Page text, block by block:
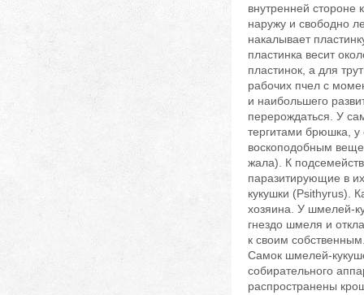
внутренней стороне
наружу и свободно
накалывает
пластинка весит
пластинок, а для
рабочих пчел с
и наибольшего
перерождаться. У
тергитами брюшка,
воскоподобным
жала). К
паразитирующие в
кукушки (Psithyrus).
хозяина. У шмелей-
гнездо шмеля и
к своим
Самок шмелей-
собирательного
распространены